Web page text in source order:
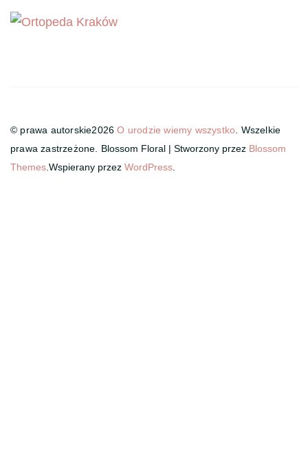
© prawa autorskie2026O urodzie wiemy wszystko. Wszelkie
prawa zastrzeżone. Blossom Floral | Stworzony przez Blossom
Themes.Wspierany przez WordPress.